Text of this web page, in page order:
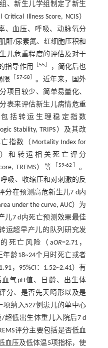
、新生儿学组制定了新生
Illness Score, NCIS）
、血压、呼吸、动脉氧分
酐/尿素氮、红细胞压积和
儿危重程度的评估及对于
指导作用
［55
，简化后也
限 57-58
。近年来，国外
项目较少、简单易量化、
表来评估新生儿病情危重
括转运生理稳定指数
Stability, TRIPS）及其改
指数（Mortality Index for
）和转运相关死亡评分
TREMS）等
［59-62
。
吸、收缩压和对刺激的反
分在预测高危新生儿7 d内
under the curve, AUC）为
儿7 d内死亡预测效果最佳
运超早产儿的队列研究发
的死亡风险（aOR=2.71，
年龄18~24个月时死亡或者
，95%CI ：1.52~2.41）有
气pH值、日龄、出生体
分、是否先天畸形以及是
纳入527例患儿的单中心
超低出生体重儿入院后7 d
评分主要包括是否低血
血压及低体温5项指标，使